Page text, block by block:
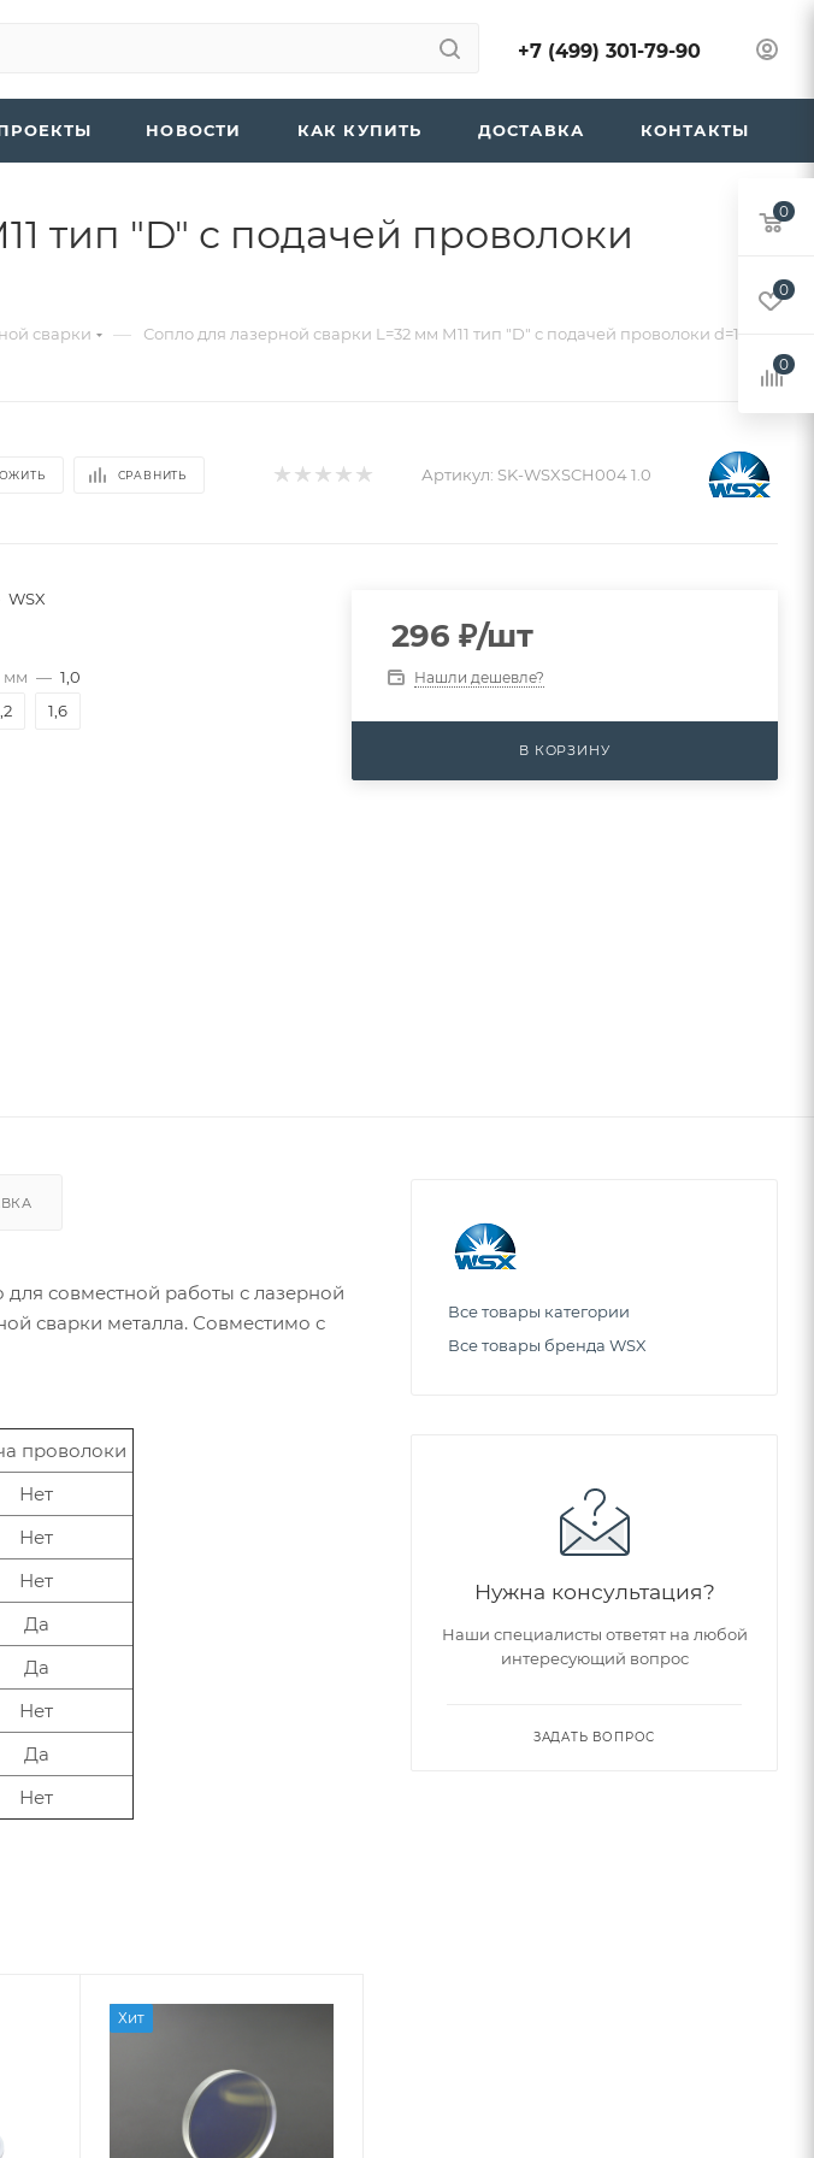
+7 (499) 301-79-90
НОВОСТИ КАК КУПИТЬ ДОСТАВКА КОНТАКТЫ
тип "D" с подачей проволоки
сварки — Сопло для лазерной сварки L=32 мм М11 тип "D" с подачей проволоки d=1,0мм
СРАВНИТЬ Артикул: SK-WSXSCH004 1.0
WSX
мм — 1,0
1,6
296 ₽/шт
Нашли дешевле?
В КОРЗИНУ
совместной работы с лазерной
сварки металла. Совместимо с
проволоки
Нет
Нет
Нет
Да
Да
Нет
Да
Нет
Хит
Все товары категории
Все товары бренда WSX
Нужна консультация?
Наши специалисты ответят на любой
интересующий вопрос
ЗАДАТЬ ВОПРОС
0
0
0